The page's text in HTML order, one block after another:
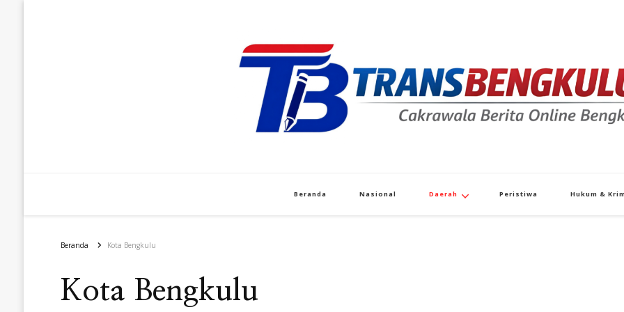
Beranda Nasional Daerah Peristiwa Hukum &
Beranda Kota Bengkulu
Kota Bengkulu